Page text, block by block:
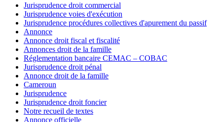
Jurisprudence droit commercial
Jurisprudence voies d'exécution
Jurisprudence procédures collectives d'apurement du passif
Annonce
Annonce droit fiscal et fiscalité
Annonces droit de la famille
Réglementation bancaire CEMAC – COBAC
Jurisprudence droit pénal
Annonce droit de la famille
Cameroun
Jurisprudence
Jurisprudence droit foncier
Notre recueil de textes
Annonce officielle